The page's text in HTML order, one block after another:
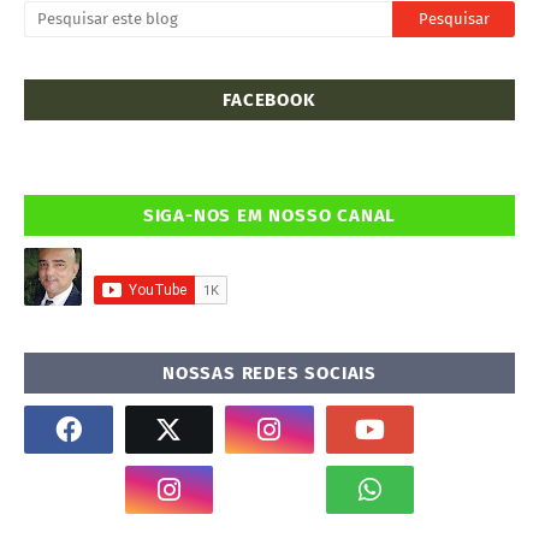
FACEBOOK
SIGA-NOS EM NOSSO CANAL
NOSSAS REDES SOCIAIS